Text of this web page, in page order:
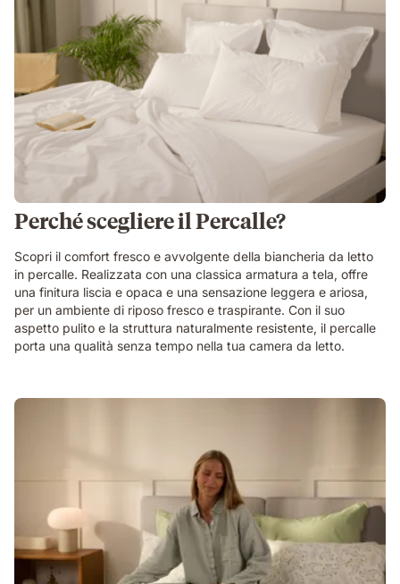
Perché scegliere il Percalle?
Scopri il comfort fresco e avvolgente della biancheria da letto
in percalle. Realizzata con una classica armatura a tela, offre
una finitura liscia e opaca e una sensazione leggera e ariosa,
per un ambiente di riposo fresco e traspirante. Con il suo
aspetto pulito e la struttura naturalmente resistente, il percalle
porta una qualità senza tempo nella tua camera da letto.